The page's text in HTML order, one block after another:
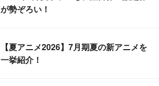
が勢ぞろい！
【夏アニメ2026】7月期夏の新アニメを
一挙紹介！